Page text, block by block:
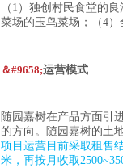
（1）独创村民食堂的
菜场的玉鸟菜场；（4
＆#9658;运营模式
随园嘉树在产品方面引
的方向。随园嘉树的土
项目运营目前采取租售
米，再按月收取